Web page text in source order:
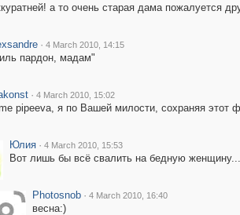
а то очень старая дама пожалуется
· 4 March 2010, 14:15
пардон, мадам"
· 4 March 2010, 15:02
pipeeva, я по Вашей милости, сохраняя
Юлия · 4 March 2010, 15:53
Вот лишь бы всё свалить на бедную
Photosnob · 4 March 2010, 16:40
весна:)